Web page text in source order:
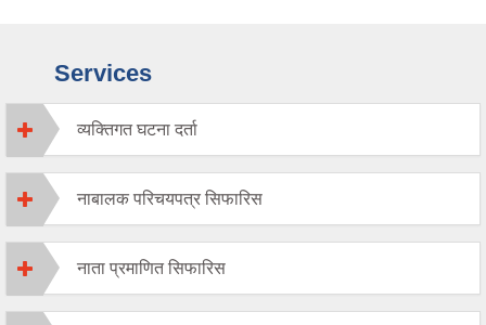
Services
व्यक्तिगत घटना दर्ता
नाबालक परिचयपत्र सिफारिस
नाता प्रमाणित सिफारिस